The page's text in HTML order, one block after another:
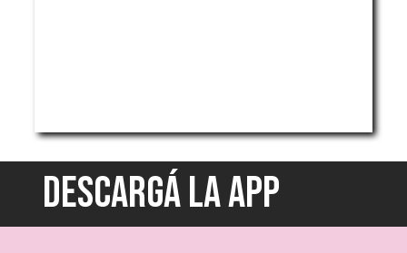
DESCARGÁ LA APP